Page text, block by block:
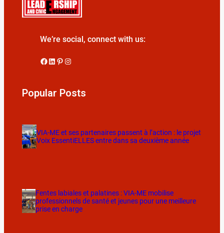
We’re social, connect with us:
Popular Posts
VIA-ME et ses partenaires passent à l’action : le projet
Voix EssentiELLES entre dans sa deuxième année
Fentes labiales et palatines : VIA-ME mobilise
professionnels de santé et jeunes pour une meilleure
prise en charge